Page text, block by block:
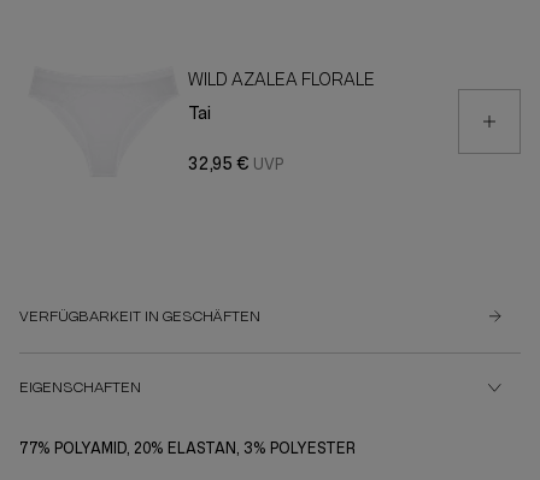
VERFÜGBARKEIT IN GESCHÄFTEN
WILD AZALEA FLORALE
Tai
32,95 €
EIGENSCHAFTEN
77% POLYAMID, 20% ELASTAN, 3% POLYESTER